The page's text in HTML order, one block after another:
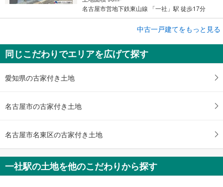
名古屋市営地下鉄東山線 「一社」駅 徒歩17分
名古屋市名東区八前3丁目
6,499万円
中古一戸建てをもっと見る
同じこだわりでエリアを広げて探す
愛知県の古家付き土地
名古屋市の古家付き土地
名古屋市名東区の古家付き土地
一社駅の土地を他のこだわりから探す